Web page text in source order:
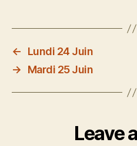
←
Lundi 24 Juin
→
Mardi 25 Juin
Leave